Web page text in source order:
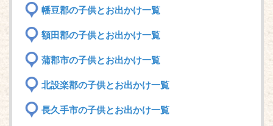
幡豆郡の子供とお出かけ一覧
額田郡の子供とお出かけ一覧
蒲郡市の子供とお出かけ一覧
北設楽郡の子供とお出かけ一覧
長久手市の子供とお出かけ一覧